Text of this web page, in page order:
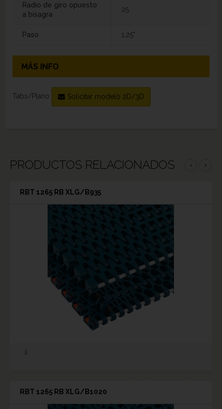
Radio de giro opuesto
a bisagra
25
Paso 1,25"
MÁS INFO
Tabs/Plano Solicitar modelo 2D/3D
PRODUCTOS RELACIONADOS ‹ ›
RBT 1265 RB XLG/B935
RBT 1265 RB XLG/B1020